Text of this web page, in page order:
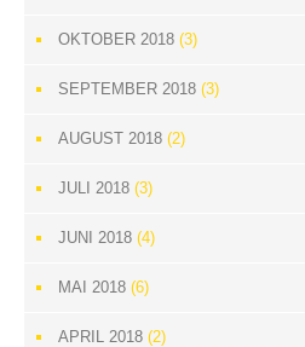
OKTOBER 2018 (3)
SEPTEMBER 2018 (3)
AUGUST 2018 (2)
JULI 2018 (3)
JUNI 2018 (4)
MAI 2018 (6)
APRIL 2018 (2)